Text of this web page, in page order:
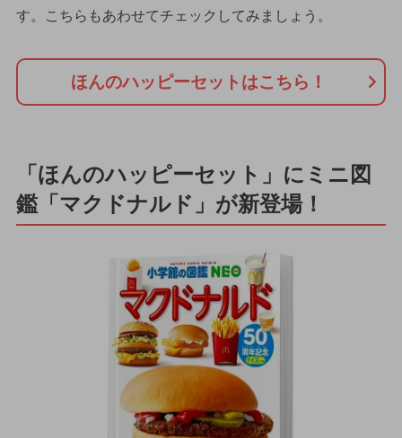
す。こちらもあわせてチェックしてみましょう。
ほんのハッピーセットはこちら！
「ほんのハッピーセット」にミニ図
鑑「マクドナルド」が新登場！